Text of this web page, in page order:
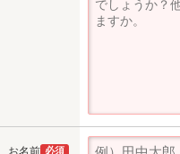
お名前 必須